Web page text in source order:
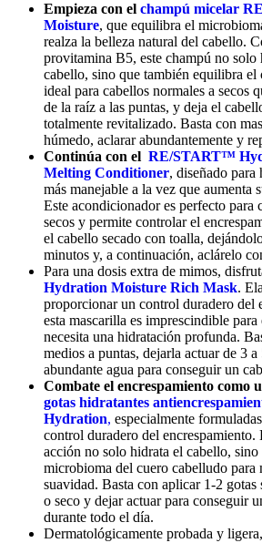
Empieza con el champú micelar
Moisture, que equilibra el
realza la belleza natural del cabello.
provitamina B5, este champú no solo
cabello, sino que también equilibra el
ideal para cabellos normales a secos
de la raíz a las puntas, y deja el
totalmente revitalizado. Basta con
húmedo, aclarar abundantemente y
Continúa con el RE/START™
Melting Conditioner, diseñado para
más manejable a la vez que aumenta
Este acondicionador es perfecto para
secos y permite controlar el
el cabello secado con toalla,
minutos y, a continuación, aclárelo
Para una dosis extra de mimos,
Hydration Moisture Rich Mask.
proporcionar un control duradero del
esta mascarilla es imprescindible
necesita una hidratación profunda.
medios a puntas, dejarla actuar de 3
abundante agua para conseguir un
Combate el encrespamiento como
gotas hidratantes
Hydration, especialmente
control duradero del encrespamiento.
acción no solo hidrata el cabello,
microbioma del cuero cabelludo
suavidad. Basta con aplicar 1-2
o seco y dejar actuar para conseguir
durante todo el día.
Dermatológicamente probada y ligera,